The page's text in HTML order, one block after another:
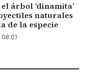
árbol ‘dinamita’
naturales
de la especie